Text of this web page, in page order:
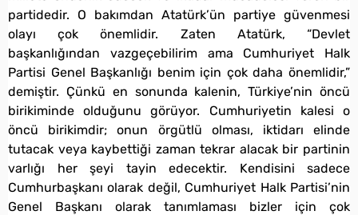
partidedir. O bakımdan Atatürk’ün partiye güvenmesi
olayı çok önemlidir. Zaten Atatürk, “Devlet
başkanlığından vazgeçebilirim ama Cumhuriyet Halk
Partisi Genel Başkanlığı benim için çok daha önemlidir,”
demiştir. Çünkü en sonunda kalenin, Türkiye’nin öncü
birikiminde olduğunu görüyor. Cumhuriyetin kalesi o
öncü birikimdir; onun örgütlü olması, iktidarı elinde
tutacak veya kaybettiği zaman tekrar alacak bir partinin
varlığı her şeyi tayin edecektir. Kendisini sadece
Cumhurbaşkanı olarak değil, Cumhuriyet Halk Partisi’nin
Genel Başkanı olarak tanımlaması bizler için çok